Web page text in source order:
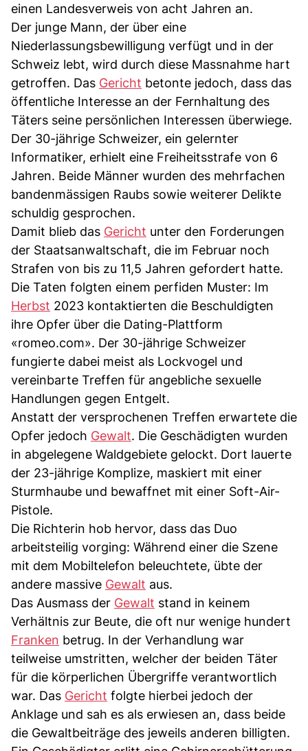
einen Landesverweis von acht Jahren an.
Der junge Mann, der über eine
Niederlassungsbewilligung verfügt und in der
Schweiz lebt, wird durch diese Massnahme hart
getroffen. Das Gericht betonte jedoch, dass das
öffentliche Interesse an der Fernhaltung des
Täters seine persönlichen Interessen überwiege.
Der 30-jährige Schweizer, ein gelernter
Informatiker, erhielt eine Freiheitsstrafe von 6
Jahren. Beide Männer wurden des mehrfachen
bandenmässigen Raubs sowie weiterer Delikte
schuldig gesprochen.
Damit blieb das Gericht unter den Forderungen
der Staatsanwaltschaft, die im Februar noch
Strafen von bis zu 11,5 Jahren gefordert hatte.
Die Taten folgten einem perfiden Muster: Im
Herbst 2023 kontaktierten die Beschuldigten
ihre Opfer über die Dating-Plattform
«romeo.com». Der 30-jährige Schweizer
fungierte dabei meist als Lockvogel und
vereinbarte Treffen für angebliche sexuelle
Handlungen gegen Entgelt.
Anstatt der versprochenen Treffen erwartete die
Opfer jedoch Gewalt. Die Geschädigten wurden
in abgelegene Waldgebiete gelockt. Dort lauerte
der 23-jährige Komplize, maskiert mit einer
Sturmhaube und bewaffnet mit einer Soft-Air-
Pistole.
Die Richterin hob hervor, dass das Duo
arbeitsteilig vorging: Während einer die Szene
mit dem Mobiltelefon beleuchtete, übte der
andere massive Gewalt aus.
Das Ausmass der Gewalt stand in keinem
Verhältnis zur Beute, die oft nur wenige hundert
Franken betrug. In der Verhandlung war
teilweise umstritten, welcher der beiden Täter
für die körperlichen Übergriffe verantwortlich
war. Das Gericht folgte hierbei jedoch der
Anklage und sah es als erwiesen an, dass beide
die Gewaltbeiträge des jeweils anderen billigten.